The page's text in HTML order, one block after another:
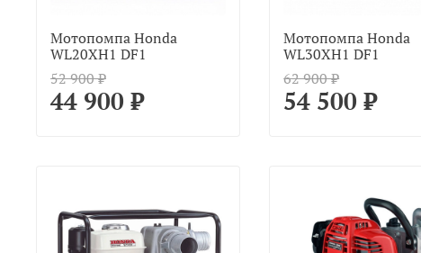
Мотопомпа Honda
WL20XH1 DF1
52 900 ₽
44 900 ₽
Мотопомпа Honda
WL30XH1 DF1
62 900 ₽
54 500 ₽